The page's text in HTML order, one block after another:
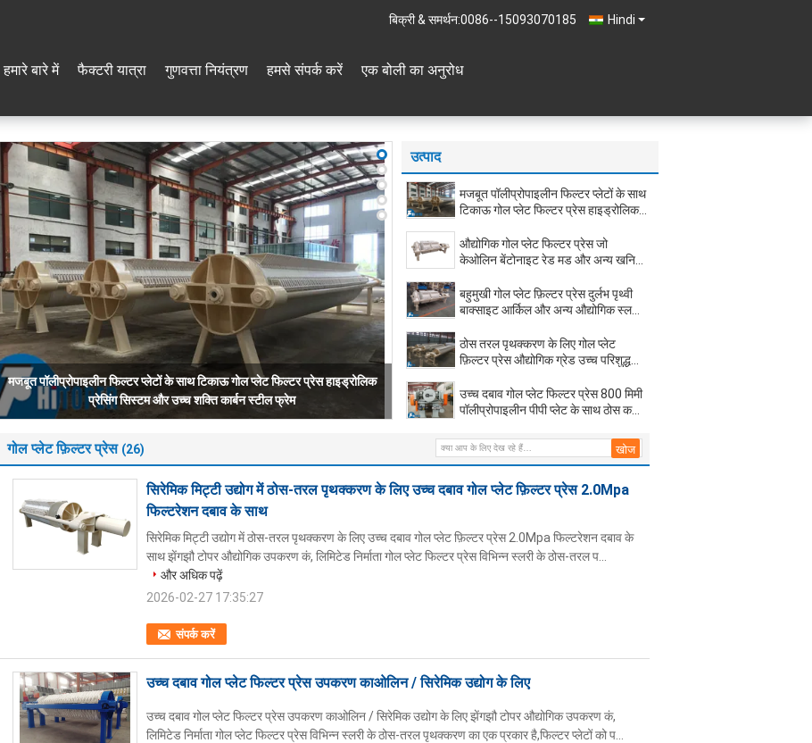
Hindi
बिक्री & समर्थन:0086--15093070185
हमारे बारे में फैक्टरी यात्रा गुणवत्ता नियंत्रण हमसे संपर्क करें एक बोली का अनुरोध
औद्योगिक गोल प्लेट फिल्टर प्रेस जो केओलिन बेंटोनाइट रेड मड और अन्य खनिज प्रसंस्करण
अनुप्रयोगों के लिए ठोस तरल पृथक्करण प्रदान करता है
उत्पाद
मजबूत पॉलीप्रोपाइलीन फिल्टर प्लेटों के साथ
टिकाऊ गोल प्लेट फिल्टर प्रेस हाइड्रोलिक
फ्रेम
औद्योगिक गोल प्लेट फिल्टर प्रेस जो
केओलिन बेंटोनाइट रेड मड और अन्य खनिज
पृथक्करण प्रदान करता है
बहुमुखी गोल प्लेट फ़िल्टर प्रेस दुर्लभ पृथ्वी
बाक्साइट आर्किल और अन्य औद्योगिक स्लड
ठोस तरल पृथक्करण के लिए गोल प्लेट
फ़िल्टर प्रेस औद्योगिक ग्रेड उच्च परिशुद्धता
सिस्टम
उच्च दबाव गोल प्लेट फिल्टर प्रेस 800 मिमी
पॉलीप्रोपाइलीन पीपी प्लेट के साथ ठोस कणों
गोल प्लेट फ़िल्टर प्रेस (26)
सिरेमिक मिट्टी उद्योग में ठोस-तरल पृथक्करण के लिए उच्च दबाव गोल प्लेट फ़िल्टर प्रेस 2.0Mpa
फिल्टरेशन दबाव के साथ
संपर्क करें
सिरेमिक मिट्टी उद्योग में ठोस-तरल पृथक्करण के लिए उच्च दबाव गोल प्लेट फ़िल्टर प्रेस 2.0Mpa फिल्टरेशन दबाव के
साथ झेंगझौ टोपर औद्योगिक उपकरण कं, लिमिटेड निर्माता गोल प्लेट फिल्टर प्रेस विभिन्न स्लरी के ठोस-तरल प...
और अधिक पढ़ें
2026-02-27 17:35:27
उच्च दबाव गोल प्लेट फिल्टर प्रेस उपकरण काओलिन / सिरेमिक उद्योग के लिए
उच्च दबाव गोल प्लेट फिल्टर प्रेस उपकरण काओलिन / सिरेमिक उद्योग के लिए झेंगझौ टोपर औद्योगिक उपकरण कं,
लिमिटेड निर्माता गोल प्लेट फिल्टर प्रेस विभिन्न स्लरी के ठोस-तरल पृथक्करण का एक प्रकार है,फिल्टर प्लेटों को प...